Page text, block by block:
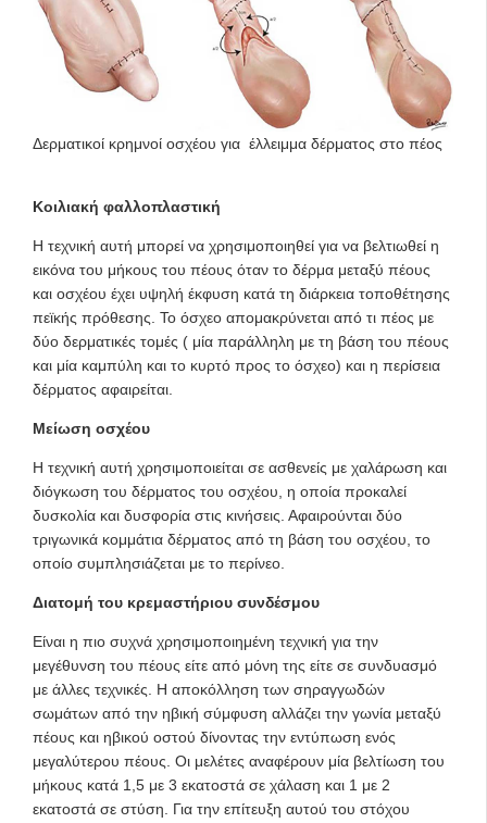
Δερματικοί κρημνοί οσχέου για έλλειμμα δέρματος στο πέος
Κοιλιακή φαλλοπλαστική
Η τεχνική αυτή μπορεί να χρησιμοποιηθεί για να βελτιωθεί η
εικόνα του μήκους του πέους όταν το δέρμα μεταξύ πέους
και οσχέου έχει υψηλή έκφυση κατά τη διάρκεια τοποθέτησης
πεϊκής πρόθεσης. Το όσχεο απομακρύνεται από τι πέος με
δύο δερματικές τομές ( μία παράλληλη με τη βάση του πέους
και μία καμπύλη και το κυρτό προς το όσχεο) και η περίσεια
δέρματος αφαιρείται.
Μείωση οσχέου
Η τεχνική αυτή χρησιμοποιείται σε ασθενείς με χαλάρωση και
διόγκωση του δέρματος του οσχέου, η οποία προκαλεί
δυσκολία και δυσφορία στις κινήσεις. Αφαιρούνται δύο
τριγωνικά κομμάτια δέρματος από τη βάση του οσχέου, το
οποίο συμπλησιάζεται με το περίνεο.
Διατομή του κρεμαστήριου συνδέσμου
Είναι η πιο συχνά χρησιμοποιημένη τεχνική για την
μεγέθυνση του πέους είτε από μόνη της είτε σε συνδυασμό
με άλλες τεχνικές. Η αποκόλληση των σηραγγωδών
σωμάτων από την ηβική σύμφυση αλλάζει την γωνία μεταξύ
πέους και ηβικού οστού δίνοντας την εντύπωση ενός
μεγαλύτερου πέους. Οι μελέτες αναφέρουν μία βελτίωση του
μήκους κατά 1,5 με 3 εκατοστά σε χάλαση και 1 με 2
εκατοστά σε στύση. Για την επίτευξη αυτού του στόχου